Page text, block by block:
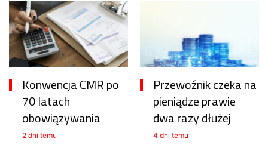
Konwencja CMR po
70 latach
obowiązywania
2 dni temu
Przewoźnik czeka na
pieniądze prawie
dwa razy dłużej
4 dni temu